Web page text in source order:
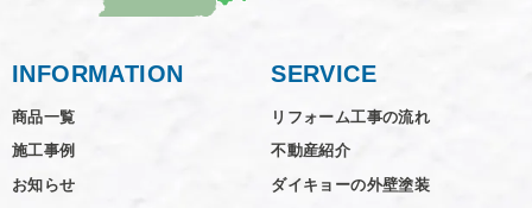
INFORMATION
商品一覧
施工事例
お知らせ
SERVICE
リフォーム工事の流れ
不動産紹介
ダイキョーの外壁塗装